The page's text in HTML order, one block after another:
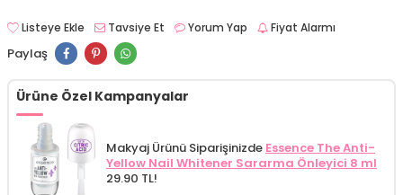
Listeye Ekle Tavsiye Et Yorum Yap Fiyat Alarmı
Paylaş
Ürüne Özel Kampanyalar
Makyaj Ürünü Siparişinizde Essence The Anti-
Yellow Nail Whitener Sararma Önleyici 8 ml
29.90 TL!